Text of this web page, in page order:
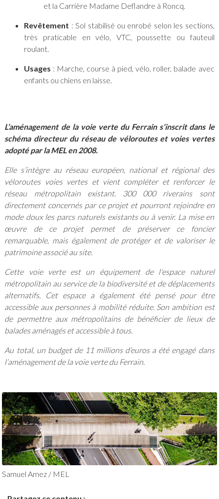
et la Carrière Madame Deflandre à Roncq.
Revêtement : Sol stabilisé ou enrobé selon les sections,
très praticable en vélo, VTC, poussette ou fauteuil
roulant.
Usages : Marche, course à pied, vélo, roller, balade avec
enfants ou chiens en laisse.
L’aménagement de la voie verte du Ferrain s’inscrit dans le
schéma directeur du réseau de véloroutes et voies vertes
adopté par la MEL en 2008.
Elle s’intègre au réseau européen, national et régional des
véloroutes voies vertes et vient compléter et renforcer le
réseau métropolitain existant. 300 000 riverains sont
directement concernés par ce projet et pourront rejoindre en
mode doux les parcs naturels existants ou à venir. La mise en
œuvre de ce projet permet de préserver ce foncier
remarquable, mais également de protéger et de valoriser le
patrimoine associé au site.
Cette voie verte est un équipement de l'espace naturel
métropolitain au service de la biodiversité et de déplacements
alternatifs. Cet espace a également été pensé pour être
accessible aux personnes à mobilité réduite. Son ambition est
de permettre aux métropolitains de bénéficier de lieux de
balades aménagés et accessible à tous.
Au total, un budget de 11 millions d’euros a été engagé dans
l’aménagement de la voie verte du Ferrain.
Samuel Amez / MEL